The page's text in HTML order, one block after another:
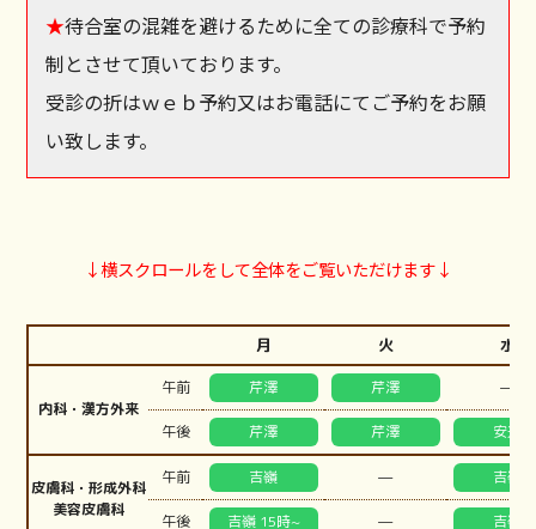
★待合室の混雑を避けるために全ての診療科で予約
制とさせて頂いております。
受診の折はｗｅｂ予約又はお電話にてご予約をお願
い致します。
↓横スクロールをして全体をご覧いただけます↓
月 火 水
内科・漢方外来
午前 芹澤 芹澤 —
午後 芹澤 芹澤 安達
皮膚科・形成外科
美容皮膚科
午前 吉嶺 — 吉嶺
午後 吉嶺 15時~ — 吉嶺